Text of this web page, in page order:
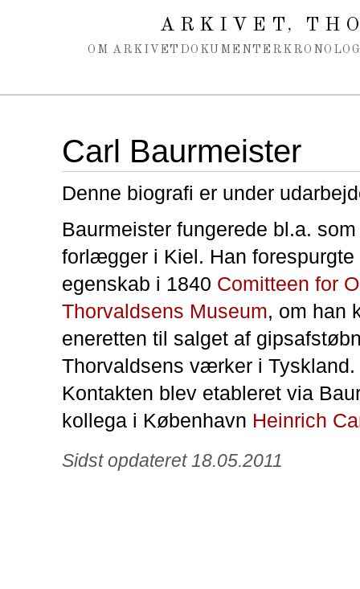
ARKIVET,
OM ARKIVET DOKUMENTER
Carl Baurmeister
Denne biografi er under
Baurmeister fungerede bl.a.
forlægger i Kiel. Han forespurgte
egenskab i 1840 Comitteen for
Thorvaldsens Museum, om han
eneretten til salget af
Thorvaldsens værker i Tyskland.
Kontakten blev etableret via
kollega i København Heinrich
Sidst opdateret 18.05.2011